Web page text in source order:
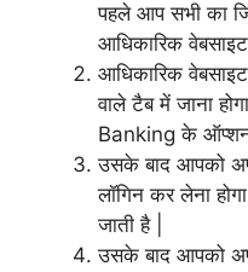
पहले आप सभी का
आधिकारिक वेबसाइट
आधिकारिक
वाले टैब में जाना
Banking के ऑप्शन
उसके बाद आपको
लॉगिन कर लेना
जाती है |
उसके बाद आपको